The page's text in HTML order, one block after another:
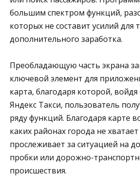
большим спектром функций,
которых не составит усилий для
дополнительного заработка.
Преобладающую часть экрана
ключевой элемент для
карта, благодаря которой, войдя
Яндекс Такси, пользователь
ряду функций. Благодаря карте
каких районах города не хватает
прослеживает за ситуацией на
пробки или дорожно-
происшествия.